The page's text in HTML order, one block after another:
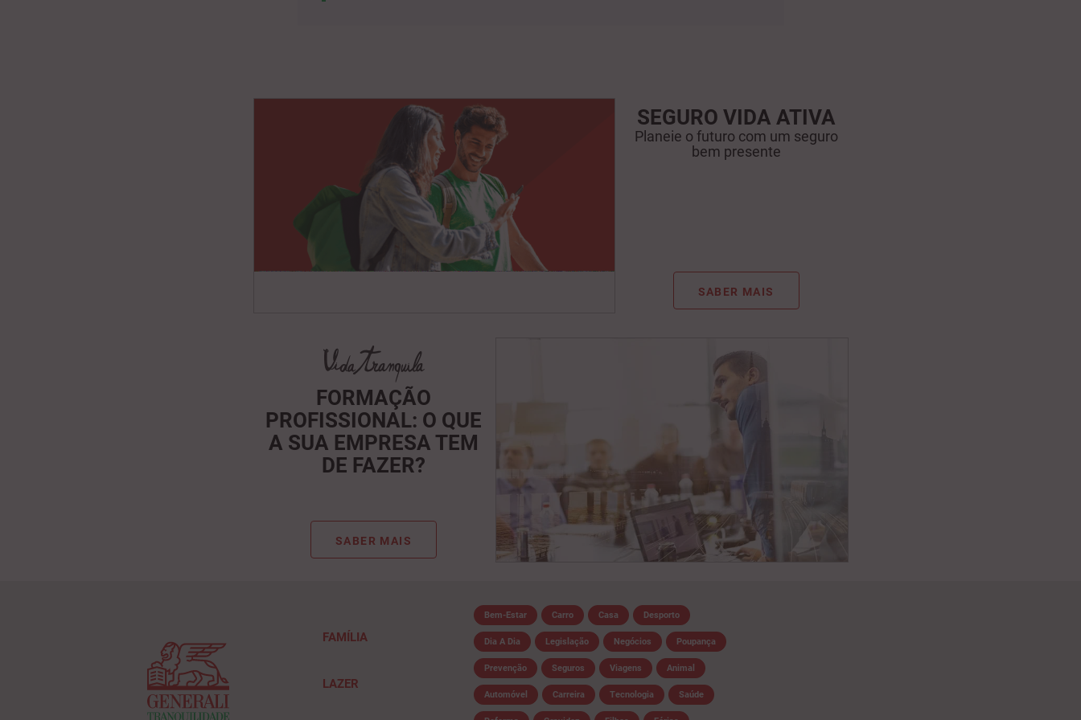
SEGURO VIDA ATIVA
Planeie o futuro com um seguro
bem presente
SABER MAIS
FORMAÇÃO
PROFISSIONAL: O QUE
A SUA EMPRESA TEM
DE FAZER?
SABER MAIS
FAMÍLIA
LAZER
Bem-Estar Carro Casa Desporto
Dia A Dia Legislação Negócios Poupança
Prevenção Seguros Viagens Animal
Automóvel Carreira Tecnologia Saúde